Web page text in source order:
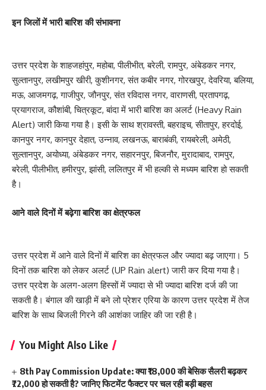
इन जिलों में भारी बारिश की संभावना
उत्तर प्रदेश के शाहजहांपुर, महोबा, पीलीभीत, बरेली, रामपुर, अंबेडकर नगर,
सुल्तानपुर, लखीमपुर खीरी, कुशीनगर, संत कबीर नगर, गोरखपुर, देवरिया, बलिया,
मऊ, आजमगढ़, गाजीपुर, जौनपुर, संत रविदास नगर, वाराणसी, प्रतापगढ़,
प्रयागराज, कौशांबी, चित्रकूट, बांदा में भारी बारिश का अलर्ट (Heavy Rain
Alert) जारी किया गया है। इसी के साथ श्रावस्ती, बहराइच, सीतापुर, हरदोई,
कानपुर नगर, कानपुर देहात, उन्नाव, लखनऊ, बाराबंकी, रायबरेली, अमेठी,
सुल्तानपुर, अयोध्या, अंबेडकर नगर, सहारनपुर, बिजनौर, मुरादाबाद, रामपुर,
बरेली, पीलीभीत, हमीरपुर, झांसी, ललितपुर में भी हल्की से मध्यम बारिश हो सकती
है।
आने वाले दिनों में बढ़ेगा बारिश का क्षेत्रफल
उत्तर प्रदेश में आने वाले दिनों में बारिश का क्षेत्रफल और ज्यादा बढ़ जाएगा। 5
दिनों तक बारिश को लेकर अलर्ट (UP Rain alert) जारी कर दिया गया है।
उत्तर प्रदेश के अलग-अलग हिस्सों में ज्यादा से भी ज्यादा बारिश दर्ज की जा
सकती है। बंगाल की खाड़ी में बने लो प्रेशर एरिया के कारण उत्तर प्रदेश में तेज
बारिश के साथ बिजली गिरने की आशंका जाहिर की जा रही है।
You Might Also Like
8th Pay Commission Update: क्या ₹18,000 की बेसिक सैलरी बढ़कर
₹72,000 हो सकती है? जानिए फिटमेंट फैक्टर पर चल रही बड़ी बहस